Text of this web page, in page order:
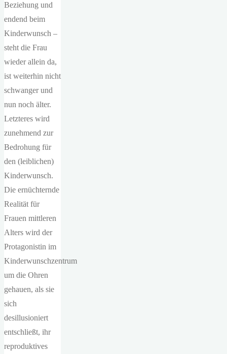
Beziehung und
endend beim
Kinderwunsch –
steht die Frau
wieder allein da,
ist weiterhin nicht
schwanger und
nun noch älter.
Letzteres wird
zunehmend zur
Bedrohung für
den (leiblichen)
Kinderwunsch.
Die ernüchternde
Realität für
Frauen mittleren
Alters wird der
Protagonistin im
Kinderwunschzentrum
um die Ohren
gehauen, als sie
sich
desillusioniert
entschließt, ihr
reproduktives